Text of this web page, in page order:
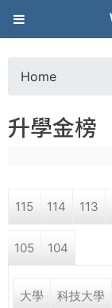
葳
格
高
學
o
a
r
e
Home
升學金榜
115 114 113
105 104
大學 科技大學